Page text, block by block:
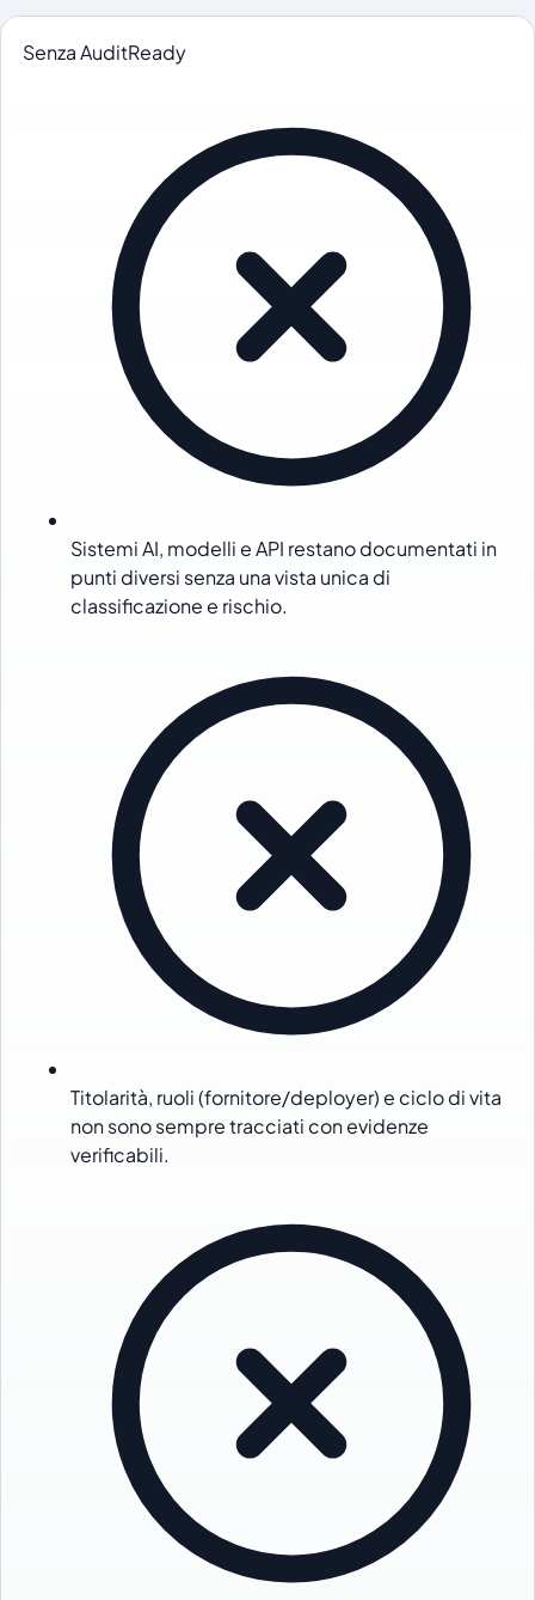
Senza AuditReady
Sistemi AI, modelli e API restano documentati in
punti diversi senza una vista unica di
classificazione e rischio.
Titolarità, ruoli (fornitore/deployer) e ciclo di vita
non sono sempre tracciati con evidenze
verificabili.